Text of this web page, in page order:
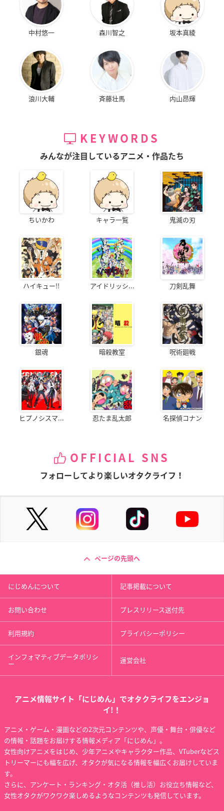
中村悠一 森川智之 坂本真綾
浪川大輔 斉藤壮馬 内山昂輝
KEYWORDS
みんなが注目しているアニメ・作品たち
ちいかわ キャラ一覧 鬼滅の刃
ハイキュー!! アイドリッシ... 刀剣乱舞
銀魂 暗殺教室 呪術廻戦
ヒプノシスマ... 忍たま乱太郎 名探偵コナン
OFFICIAL SNS
フォローしてより楽しいオタクライフ！
ページの先頭へ
にじめんについて 記事掲載について
お問い合わせ プレスリリース送付先
利用規約 プライバシーポリシー
インフォマティブデータポリシ
ー 運営会社
アニメ情報サイト「にじめん」でオタクライフをエンジョ
イ!！
アニメ・ゲーム・漫画などの2次元コンテンツや、声優・舞台・俳優など
の情報・話題をお届けする情報メディア「にじめん」。
女性向けアニメをはじめ、少年アニメやキャラクター作品、VTuberなどス
トリーマーにも幅を広げ、オタクが気になる情報を幅広くお届けしていま
す。
さらに、アンケート・ランキング・オタ活（推し活）お役立ち情報など、
女性オタクがワクワク楽しめるようなコンテンツも発信しています。